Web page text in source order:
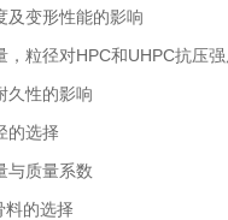
及变形性能的影响
，粒径对HPC和UHPC抗压
久性的影响
的选择
与质量系数
料的选择